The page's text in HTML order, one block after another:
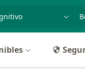
enfermedad o